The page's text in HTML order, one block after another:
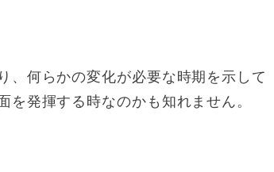
、何らかの変化が必要な時期を示して
発揮する時なのかも知れません。